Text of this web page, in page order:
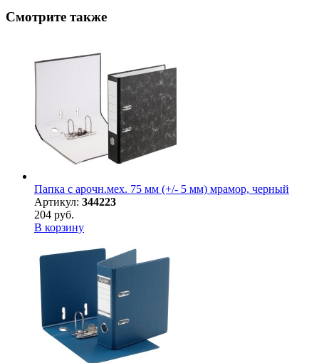
Смотрите также
Папка с арочн.мех. 75 мм (+/- 5 мм) мрамор, черный
Артикул: 344223
204 руб.
В корзину